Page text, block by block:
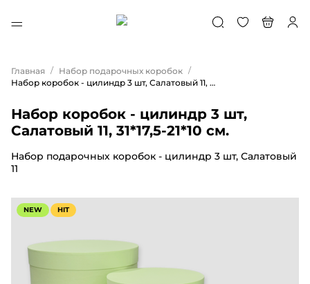
Главная / Набор подарочных коробок /
Набор коробок - цилиндр 3 шт, Салатовый 11, 31*17,5-21*10 см.
Набор коробок - цилиндр 3 шт,
Салатовый 11, 31*17,5-21*10 см.
Набор подарочных коробок - цилиндр 3 шт, Салатовый
11
NEW HIT